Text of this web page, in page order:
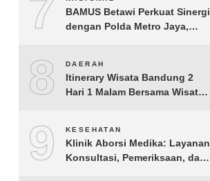
7
BAMUS Betawi Perkuat Sinergi
dengan Polda Metro Jaya,
Kondusif Jelang HUT ke-81
Republik Indonesia
8 DAERAH
Itinerary Wisata Bandung 2
Hari 1 Malam Bersama Wisata
9 KESEHATAN
Klinik Aborsi Medika: Layanan
Konsultasi, Pemeriksaan, dan